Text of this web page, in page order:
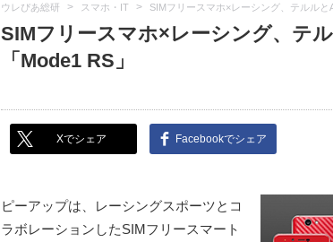
ウレぴあ総研 > スマホ・IT > SIMフリースマホ×レーシング、テルルと
SIMフリースマホ×レーシング、テ
「Mode1 RS」
Xでシェア Facebookでシェア
ピーアップは、レーシングスポーツとコ
ラボレーションしたSIMフリースマート